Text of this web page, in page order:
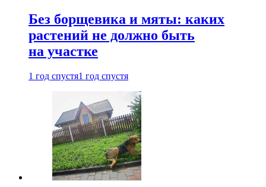
Без борщевика и мяты: каких
растений не должно быть
на участке
1 год спустя1 год спустя